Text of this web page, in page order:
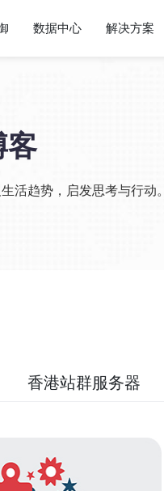
数据中心 解决方案
客
活趋势，启发思考与行动。
香港站群服务器